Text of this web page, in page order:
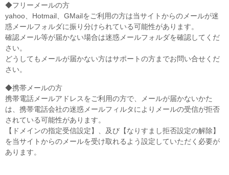
◆フリーメールの方
yahoo、Hotmail、GMailをご利用の方は当サイトからのメールが迷
惑メールフォルダに振り分けられている可能性があります。
確認メール等が届かない場合は迷惑メールフォルダを確認してくだ
さい。
どうしてもメールが届かない方はサポートの方までお問い合せくだ
さい。
◆携帯メールの方
携帯電話メールアドレスをご利用の方で、メールが届かないかた
は、携帯電話会社の迷惑メールフィルタによりメールの受信が拒否
されている可能性があります。
【ドメインの指定受信設定】、及び【なりすまし拒否設定の解除】
を当サイトからのメールを受け取れるよう設定していただく必要が
あります。